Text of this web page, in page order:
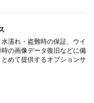
濡れ・盗難時の保証、ウイ
の画像データ復旧などに備
めて提供するオプションサ